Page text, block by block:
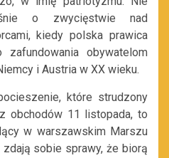
o zwycięstwie nad
kiedy polska prawica
obywatelom
i Austria w XX wieku.
które strudzony
obchodów 11 listopada, to
w warszawskim Marszu
sobie sprawy, że biorą